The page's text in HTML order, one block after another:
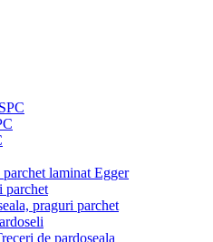
laminat Egger
parchet
praguri parchet
de pardoseala